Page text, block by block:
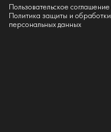
Пользовательское соглашение
Политика защиты и обработки
персональных данных